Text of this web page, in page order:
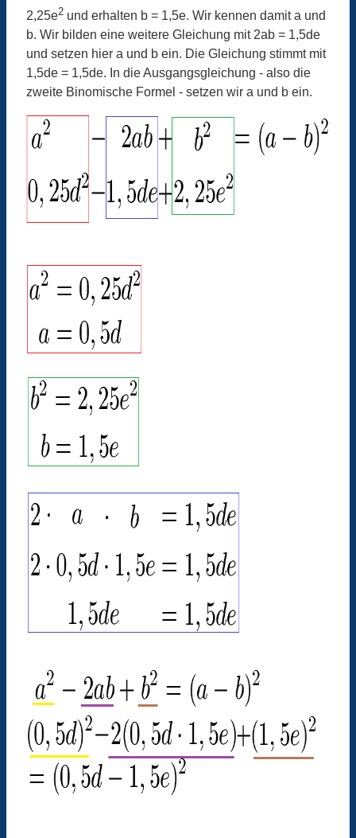
2,25e2 und erhalten b = 1,5e. Wir kennen damit a und
b. Wir bilden eine weitere Gleichung mit 2ab = 1,5de
und setzen hier a und b ein. Die Gleichung stimmt mit
1,5de = 1,5de. In die Ausgangsgleichung - also die
zweite Binomische Formel - setzen wir a und b ein.